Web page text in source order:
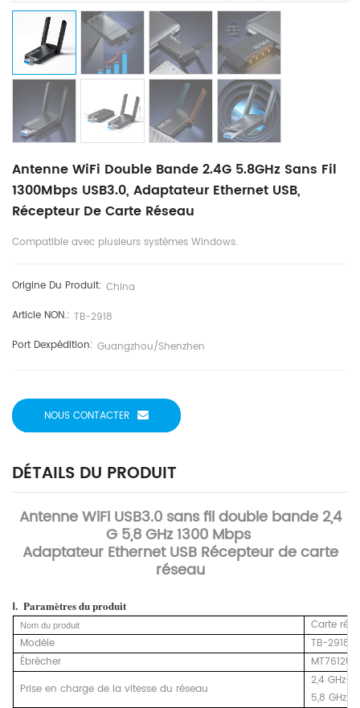
Antenne WiFi Double Bande 2.4G 5.8GHz Sans Fil
1300Mbps USB3.0, Adaptateur Ethernet USB,
Récepteur De Carte Réseau
Compatible avec plusieurs systèmes Windows.
Origine Du Produit: China
Article NON.: TB-2918
Port Dexpédition: Guangzhou/Shenzhen
NOUS CONTACTER
DÉTAILS DU PRODUIT
Antenne WiFi USB3.0 sans fil double bande 2,4
G 5,8 GHz 1300 Mbps
Adaptateur Ethernet USB Récepteur de carte
réseau
Ⅰ. Paramètresdu produit
Nom du produit
Carte
Modèle
TB-2918
Ébrécher
MT7612UN
Prise en charge de la vitesse du réseau
2,4 GHz-
5,8 GHz-